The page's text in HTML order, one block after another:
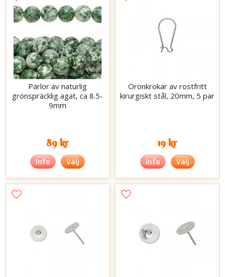
Pärlor av naturlig
grönspräcklig agat, ca 8.5-
9mm
89 kr
Info Välj
Öronkrokar av rostfritt
kirurgiskt stål, 20mm, 5 par
19 kr
Info Välj